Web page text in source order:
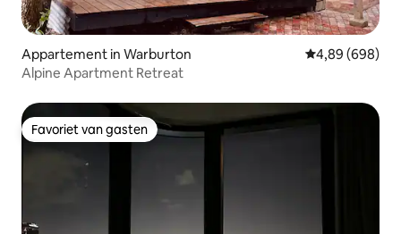
Appartement in Warburton Gemiddelde
4,89 (698)
Alpine Apartment Retreat
Favoriet van gasten
Favoriet van gasten